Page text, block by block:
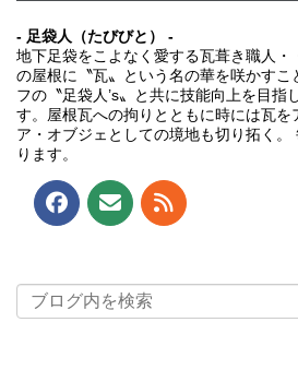
- 足袋人（たびびと） -
地下足袋をこよなく愛する瓦葺き職人・
の屋根に〝瓦〟という名の華を咲かすこ
フの〝足袋人’s〟と共に技能向上を目指
す。屋根瓦への拘りとともに時には瓦を
ア・オブジェとしての境地も切り拓く
ります。